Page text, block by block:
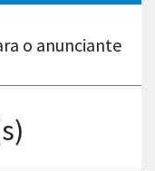
o anunciante